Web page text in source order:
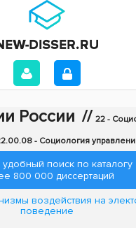
России // 22 -
- Социология
удобный поиск по каталогу
800 000 диссертаций
воздействия на
поведение